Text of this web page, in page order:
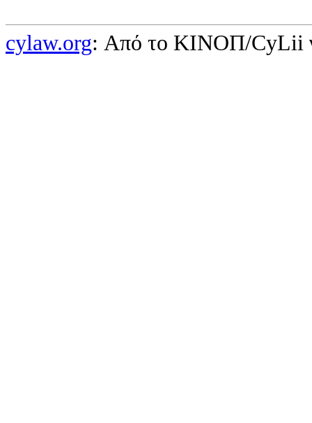
cylaw.org: Από το ΚΙΝOΠ/CyLii